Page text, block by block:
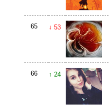
65 ↓ 53
66 ↑ 24